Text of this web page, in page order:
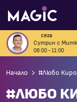
сега
Сутрин с
08:00 - 11:00
Начало #Любо
#ЛЮБО